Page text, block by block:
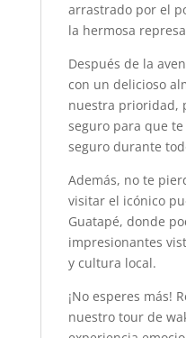
arrastrado por el
la hermosa
Después de la
con un delicioso
nuestra prioridad,
seguro para que
seguro durante
Además, no te
visitar el icónico
Guatapé, donde
impresionantes
y cultura local.
¡No esperes más!
nuestro tour de